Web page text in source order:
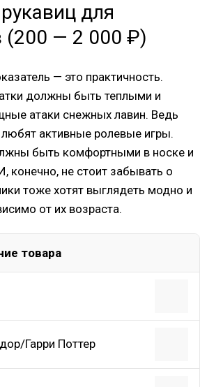
для
(200 — 2 000 ₽)
— это практичность.
должны быть теплыми и
атаки снежных лавин. Ведь
активные ролевые игры.
быть комфортными в носке и
конечно, не стоит забывать о
тоже хотят выглядеть модно и
от их возраста.
товара
Гарри Поттер